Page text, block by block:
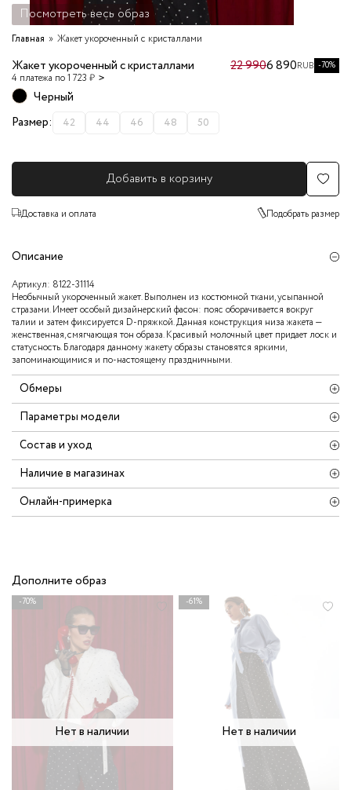
Посмотреть весь образ
Главная Жакет укороченный с кристаллами
Жакет укороченный с кристаллами
4 платежа по 1 723 ₽
22 9906 890RUB -70%
Черный
Размер:
42 44 46 48 50
Добавить в корзину
Доставка и оплата Подобрать размер
Описание
Артикул: 8122-31114
Необычный укороченный жакет. Выполнен из костюмной ткани, усыпанной
стразами. Имеет особый дизайнерский фасон: пояс оборачивается вокруг
талии и затем фиксируется D-пряжкой. Данная конструкция низа жакета —
женственная, смягчающая тон образа. Красивый молочный цвет придает лоск и
статусность. Благодаря данному жакету образы становятся яркими,
запоминающимися и по-настоящему праздничными.
Обмеры
Параметры модели
Состав и уход
Наличие в магазинах
Онлайн-примерка
Дополните образ
Нет в наличии
-70%
Нет в наличии
-61%